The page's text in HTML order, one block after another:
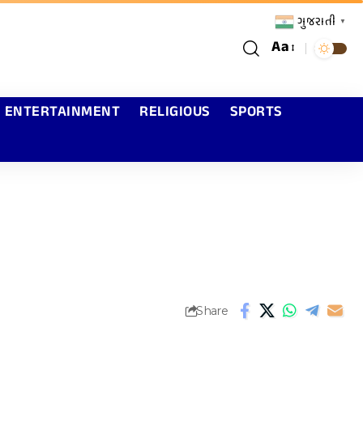
Aa
ENTERTAINMENT RELIGIOUS SPORTS
Share
ગુજરાતી ▼